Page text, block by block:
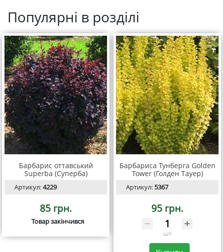
Популярні в розділі
Барбарис оттавський
Superba (Суперба)
Артикул:4229
85 грн.
Товар закінчився
Барбариса Тунберга Golden
Tower (Голден Тауер)
Артикул:5367
95 грн.
шт